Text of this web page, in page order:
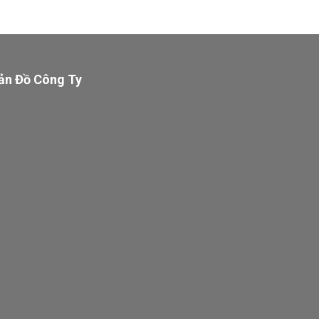
Đồ Công Ty